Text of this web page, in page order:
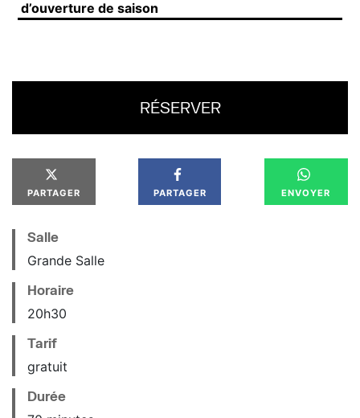
d’ouverture de saison
RÉSERVER
PARTAGER PARTAGER ENVOYER
Salle
Grande Salle
Horaire
20h30
Tarif
gratuit
Durée